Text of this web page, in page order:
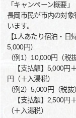
「キャンペーン概要」
長岡市民が市内の対
います。
【1人あたり宿泊・
5,000円）
（例1）10,000円（
【支払額】5,000円
円（＋入湯税）
（例2）5,000円（税
【支払額】2,500円
（＋入湯税）